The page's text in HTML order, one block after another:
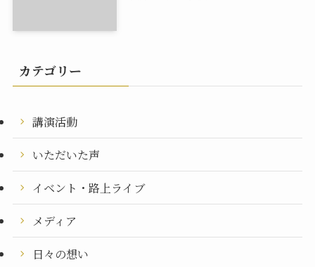
カテゴリー
講演活動
いただいた声
イベント・路上ライブ
メディア
日々の想い